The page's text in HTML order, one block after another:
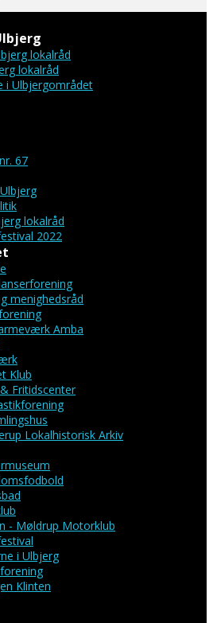
lokalråd
lokalråd
i Ulbjergområdet
67
lokalråd
2022
menighedsråd
Amba
Klub
Fritidscenter
Lokalhistorisk Arkiv
- Møldrup Motorklub
i Ulbjerg
Klinten